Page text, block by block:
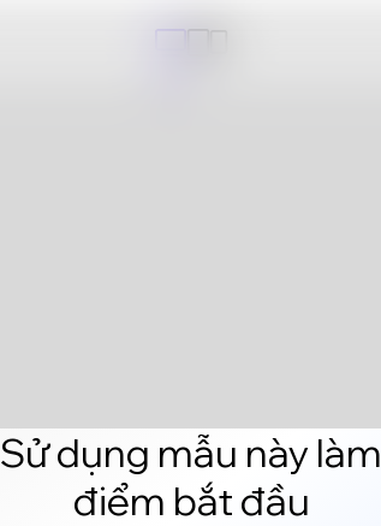
Sử dụng mẫu này làm
điểm bắt đầu